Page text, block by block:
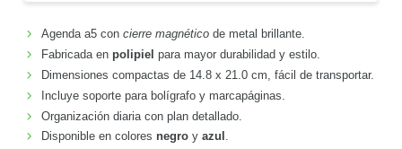
Agenda a5 con cierre magnéticode metal brillante.
Fabricada en polipiel para mayor durabilidad y estilo.
Dimensiones compactas de 14.8 x 21.0 cm, fácil de transportar.
Incluye soporte para bolígrafo y marcapáginas.
Organización diaria con plan detallado.
Disponible en colores negroy azul .